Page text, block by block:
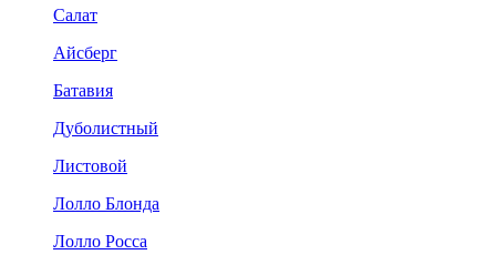
Салат
Айсберг
Батавия
Дуболистный
Листовой
Лолло Блонда
Лолло Росса